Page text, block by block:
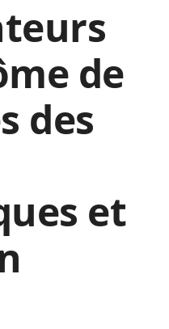
de
des
et